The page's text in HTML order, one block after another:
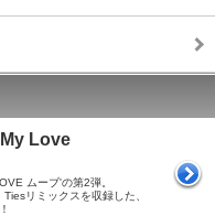
Love
ムーブ'の第2弾。
リミックスを収録した、